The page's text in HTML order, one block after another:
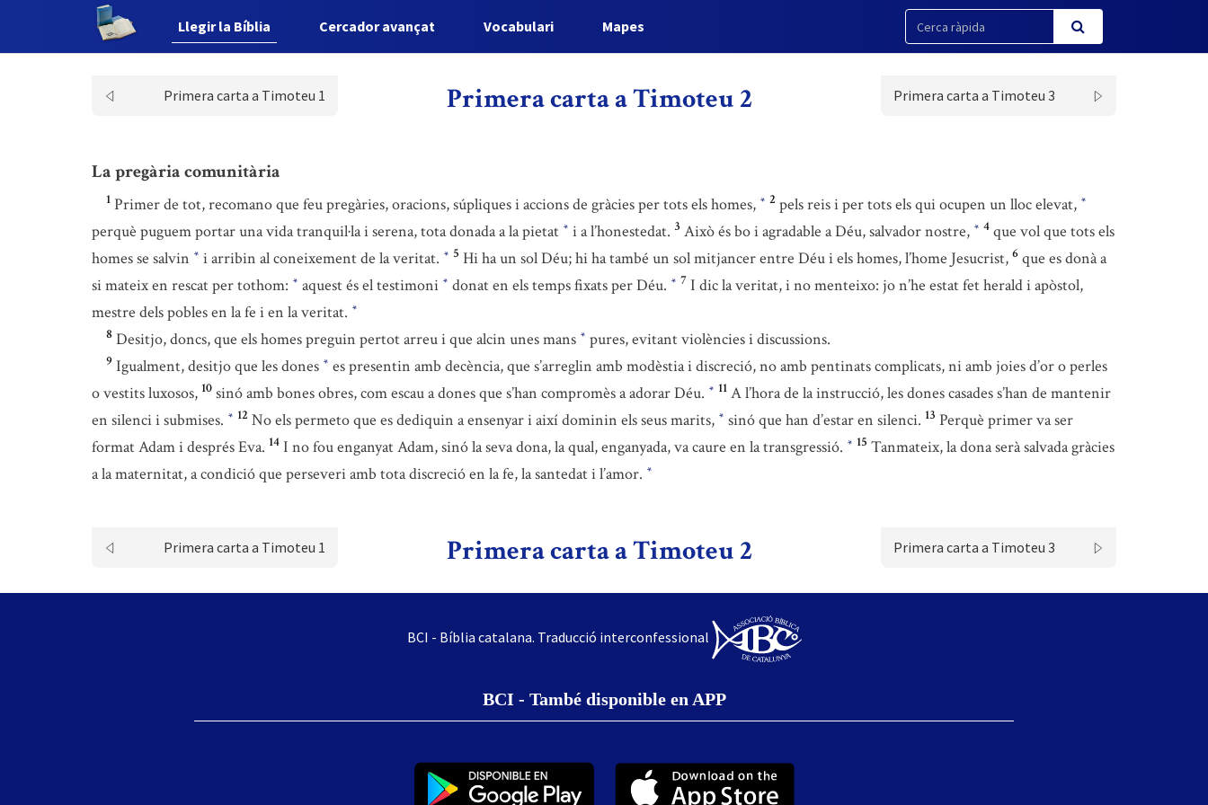
Llegir la Bíblia Cercador avançat Vocabulari Mapes
Primera carta a Timoteu 1 Primera carta a Timoteu 2 Primera carta a Timoteu 3
La pregària comunitària
1 Primer de tot, recomano que feu pregàries, oracions, súpliques i accions de gràcies per tots els homes, * 2 pels reis i per tots els qui ocupen un lloc elevat, *
perquè puguem portar una vida tranquil·la i serena, tota donada a la pietat * i a l’honestedat. 3 Això és bo i agradable a Déu, salvador nostre, * 4 que vol que tots els
homes se salvin * i arribin al coneixement de la veritat. * 5 Hi ha un sol Déu; hi ha també un sol mitjancer entre Déu i els homes, l’home Jesucrist, 6 que es donà a
si mateix en rescat per tothom: * aquest és el testimoni * donat en els temps fixats per Déu. * 7 I dic la veritat, i no menteixo: jo n’he estat fet herald i apòstol,
mestre dels pobles en la fe i en la veritat. *
8 Desitjo, doncs, que els homes preguin pertot arreu i que alcin unes mans * pures, evitant violències i discussions.
9 Igualment, desitjo que les dones * es presentin amb decència, que s’arreglin amb modèstia i discreció, no amb pentinats complicats, ni amb joies d’or o perles
o vestits luxosos, 10 sinó amb bones obres, com escau a dones que s’han compromès a adorar Déu. * 11 A l’hora de la instrucció, les dones casades s’han de mantenir
en silenci i submises. * 12 No els permeto que es dediquin a ensenyar i així dominin els seus marits, * sinó que han d’estar en silenci. 13 Perquè primer va ser
format Adam i després Eva. 14 I no fou enganyat Adam, sinó la seva dona, la qual, enganyada, va caure en la transgressió. * 15 Tanmateix, la dona serà salvada gràcies
a la maternitat, a condició que perseveri amb tota discreció en la fe, la santedat i l’amor. *
Primera carta a Timoteu 1 Primera carta a Timoteu 2 Primera carta a Timoteu 3
BCI - Bíblia catalana. Traducció interconfessional
BCI - També disponible en APP